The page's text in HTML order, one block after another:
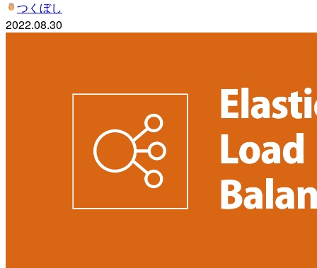
つくぼし
2022.08.30